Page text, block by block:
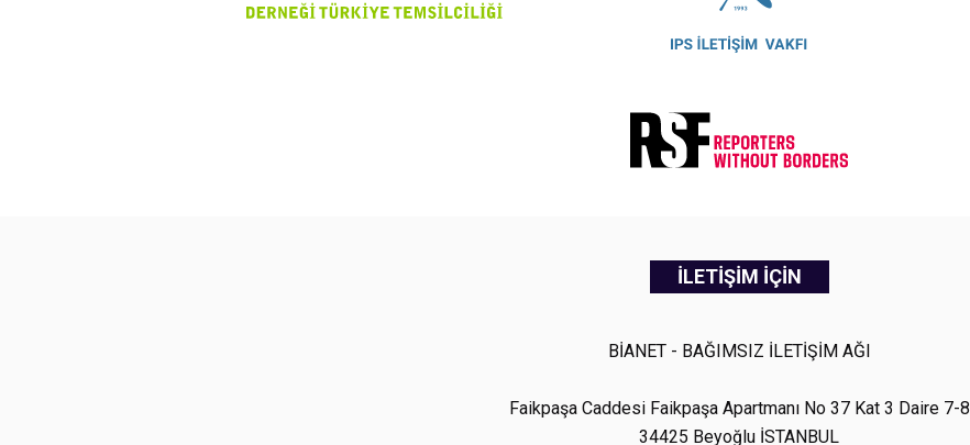
İLETİŞİM İÇİN
BİANET - BAĞIMSIZ İLETİŞİM AĞI
Faikpaşa Caddesi Faikpaşa Apartmanı No 37 Kat 3 Daire 7-8
34425 Beyoğlu İSTANBUL